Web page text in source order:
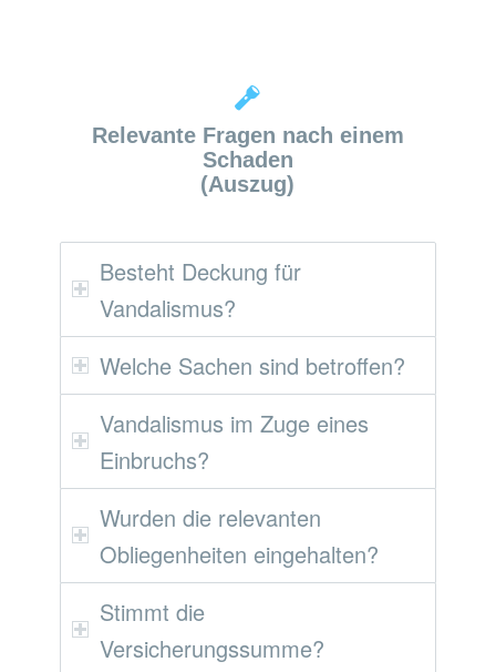
Relevante Fragen nach einem
Schaden
(Auszug)
Besteht Deckung für
Vandalismus?
Welche Sachen sind betroffen?
Vandalismus im Zuge eines
Einbruchs?
Wurden die relevanten
Obliegenheiten eingehalten?
Stimmt die
Versicherungssumme?